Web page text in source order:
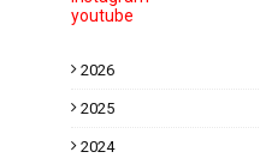
youtube
2026
2025
2024